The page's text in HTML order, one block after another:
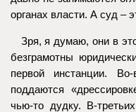
органах власти. А суд –
Зря, я думаю, они в
безграмотны
первой инстанции.
поддаются
чью-то дудку. В-